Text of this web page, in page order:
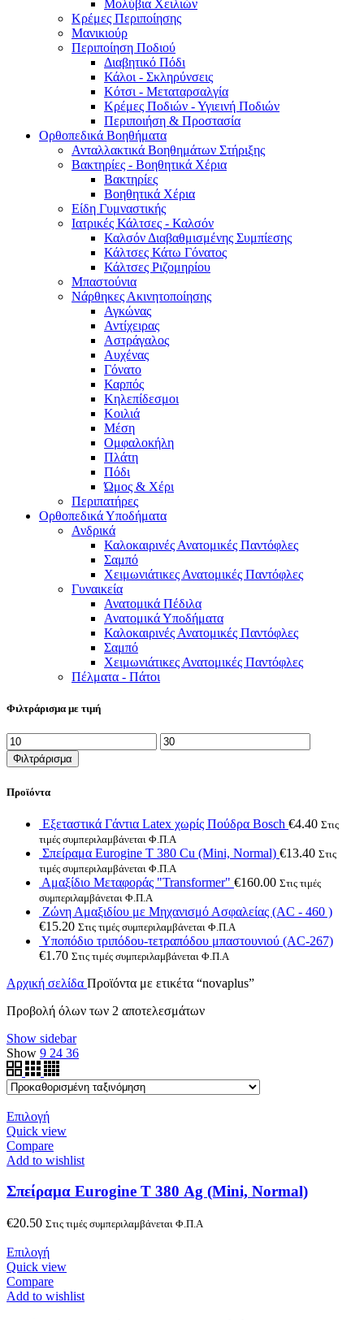
Μολύβια Χειλιών
Κρέμες Περιποίησης
Μανικιούρ
Περιποίηση Ποδιού
Διαβητικό Πόδι
Κάλοι - Σκληρύνσεις
Κότσι - Μεταταρσαλγία
Κρέμες Ποδιών - Υγιεινή Ποδιών
Περιποιήση & Προστασία
Ορθοπεδικά Βοηθήματα
Ανταλλακτικά Βοηθημάτων Στήριξης
Βακτηρίες - Βοηθητικά Χέρια
Βακτηρίες
Βοηθητικά Χέρια
Είδη Γυμναστικής
Ιατρικές Κάλτσες - Καλσόν
Καλσόν Διαβαθμισμένης Συμπίεσης
Κάλτσες Κάτω Γόνατος
Κάλτσες Ριζομηρίου
Μπαστούνια
Νάρθηκες Ακινητοποίησης
Αγκώνας
Αντίχειρας
Αστράγαλος
Αυχένας
Γόνατο
Καρπός
Κηλεπίδεσμοι
Κοιλιά
Μέση
Ομφαλοκήλη
Πλάτη
Πόδι
Ώμος & Χέρι
Περιπατήρες
Ορθοπεδικά Υποδήματα
Ανδρικά
Καλοκαιρινές Ανατομικές Παντόφλες
Σαμπό
Χειμωνιάτικες Ανατομικές Παντόφλες
Γυναικεία
Ανατομικά Πέδιλα
Ανατομικά Υποδήματα
Καλοκαιρινές Ανατομικές Παντόφλες
Σαμπό
Χειμωνιάτικες Ανατομικές Παντόφλες
Πέλματα - Πάτοι
Φιλτράρισμα με τιμή
Ελάχιστη
τιμή
Μέγιστη
τιμή
Φιλτράρισμα
Προϊόντα
Εξεταστικά Γάντια Latex χωρίς Πούδρα Bosch €4.40 Στις
τιμές συμπεριλαμβάνεται Φ.Π.Α
Σπείραμα Eurogine Τ 380 Cu (Mini, Normal) €13.40 Στις
τιμές συμπεριλαμβάνεται Φ.Π.Α
Αμαξίδιο Μεταφοράς "Transformer" €160.00 Στις τιμές
συμπεριλαμβάνεται Φ.Π.Α
Ζώνη Αμαξιδίου με Μηχανισμό Ασφαλείας (AC - 460 )
€15.20 Στις τιμές συμπεριλαμβάνεται Φ.Π.Α
Υποπόδιο τριπόδου-τετραπόδου μπαστουνιού (AC-267)
€1.70 Στις τιμές συμπεριλαμβάνεται Φ.Π.Α
Αρχική σελίδα Προϊόντα με ετικέτα “novaplus”
Προβολή όλων των 2 αποτελεσμάτων
Show sidebar
Show 9 24 36
Επιλογή
Quick view
Compare
Add to wishlist
Σπείραμα Eurogine Τ 380 Ag (Mini, Normal)
€20.50 Στις τιμές συμπεριλαμβάνεται Φ.Π.Α
Επιλογή
Quick view
Compare
Add to wishlist